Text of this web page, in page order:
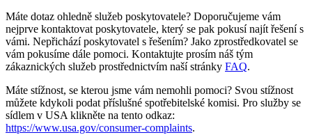
Máte dotaz ohledně služeb poskytovatele? Doporučujeme vám
nejprve kontaktovat poskytovatele, který se pak pokusí najít řešení s
vámi. Nepřichází poskytovatel s řešením? Jako zprostředkovatel se
vám pokusíme dále pomoci. Kontaktujte prosím náš tým
zákaznických služeb prostřednictvím naší stránky FAQ.
Máte stížnost, se kterou jsme vám nemohli pomoci? Svou stížnost
můžete kdykoli podat příslušné spotřebitelské komisi. Pro služby se
sídlem v USA klikněte na tento odkaz:
https://www.usa.gov/consumer-complaints.